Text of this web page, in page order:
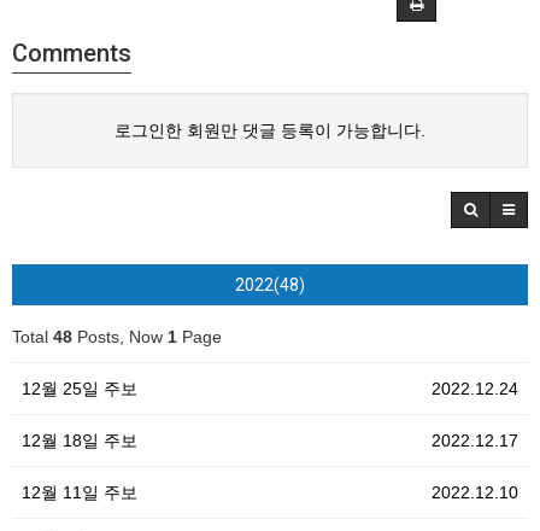
Comments
로그인한 회원만 댓글 등록이 가능합니다.
2022(48)
Total 48 Posts, Now 1 Page
2022.12.24
12월 25일 주보
2022.12.17
12월 18일 주보
2022.12.10
12월 11일 주보